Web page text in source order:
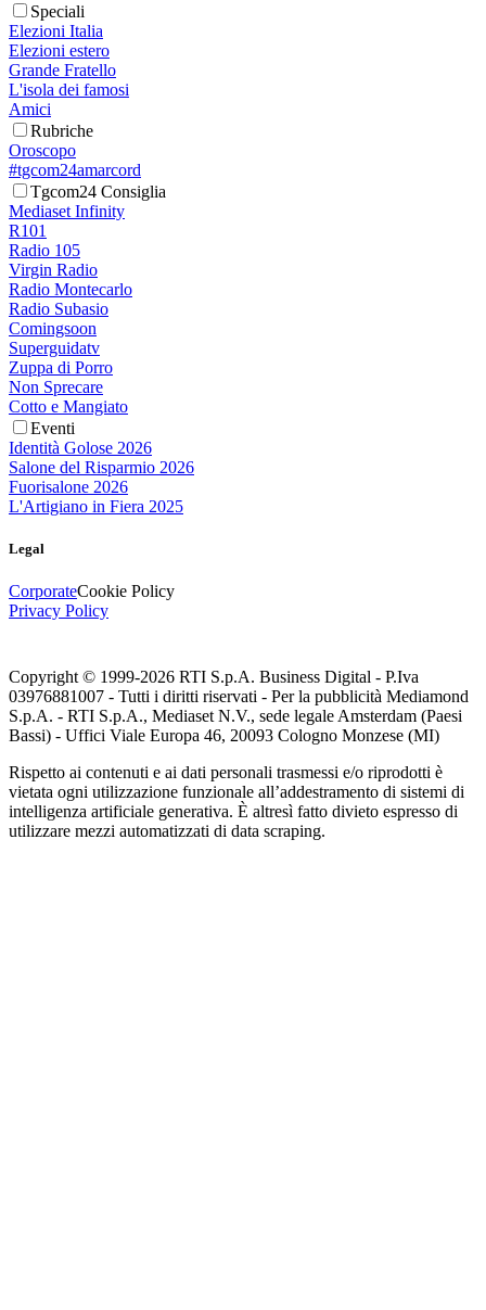
Speciali
Elezioni Italia
Elezioni estero
Grande Fratello
L'isola dei famosi
Amici
Rubriche
Oroscopo
#tgcom24amarcord
Tgcom24 Consiglia
Mediaset Infinity
R101
Radio 105
Virgin Radio
Radio Montecarlo
Radio Subasio
Comingsoon
Superguidatv
Zuppa di Porro
Non Sprecare
Cotto e Mangiato
Eventi
Identità Golose 2026
Salone del Risparmio 2026
Fuorisalone 2026
L'Artigiano in Fiera 2025
Legal
CorporateCookie Policy
Privacy Policy
Copyright © 1999-2026 RTI S.p.A. Business Digital - P.Iva
03976881007 - Tutti i diritti riservati - Per la pubblicità Mediamond
S.p.A. - RTI S.p.A., Mediaset N.V., sede legale Amsterdam (Paesi
Bassi) - Uffici Viale Europa 46, 20093 Cologno Monzese (MI)
Rispetto ai contenuti e ai dati personali trasmessi e/o riprodotti è
vietata ogni utilizzazione funzionale all’addestramento di sistemi di
intelligenza artificiale generativa. È altresì fatto divieto espresso di
utilizzare mezzi automatizzati di data scraping.